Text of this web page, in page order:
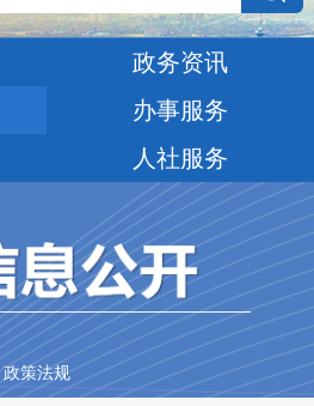
政务资讯
办事服务
人社服务
政策法规